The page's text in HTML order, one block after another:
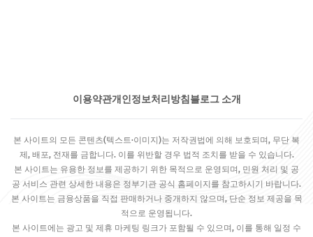
이용약관개인정보처리방침 블로그 소개
본 사이트의 모든 콘텐츠(텍스트·이미지)는 저작권법에 의해 보호되며, 무단 복
제, 배포, 전재를 금합니다. 이를 위반할 경우 법적 조치를 받을 수 있습니다.
본 사이트는 유용한 정보를 제공하기 위한 목적으로 운영되며, 민원 처리 및 공
공 서비스 관련 상세한 내용은 정부기관 공식 홈페이지를 참고하시기 바랍니다.
본 사이트는 금융상품을 직접 판매하거나 중개하지 않으며, 단순 정보 제공을 목
적으로 운영됩니다.
본 사이트에는 광고 및 제휴 마케팅 링크가 포함될 수 있으며, 이를 통해 일정 수